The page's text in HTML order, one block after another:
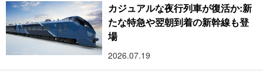
カジュアルな夜行列車が復活か:新
たな特急や翌朝到着の新幹線も登
場
2026.07.19